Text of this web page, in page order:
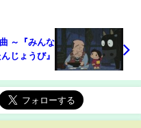
～『みんな
じょうび』